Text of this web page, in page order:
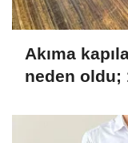
Akıma
neden oldu;